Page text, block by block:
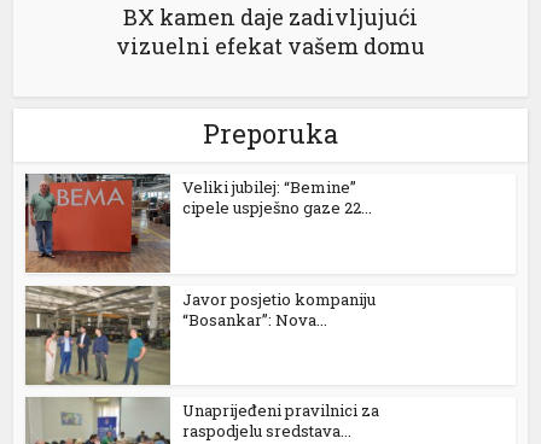
BX kamen daje zadivljujući
vizuelni efekat vašem domu
Preporuka
Veliki jubilej: “Bemine”
cipele uspješno gaze 22...
Javor posjetio kompaniju
“Bosankar”: Nova...
Unaprijeđeni pravilnici za
raspodjelu sredstava...